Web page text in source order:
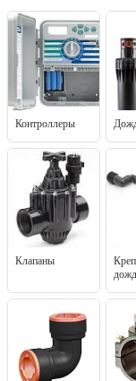
Контроллеры
Клапаны